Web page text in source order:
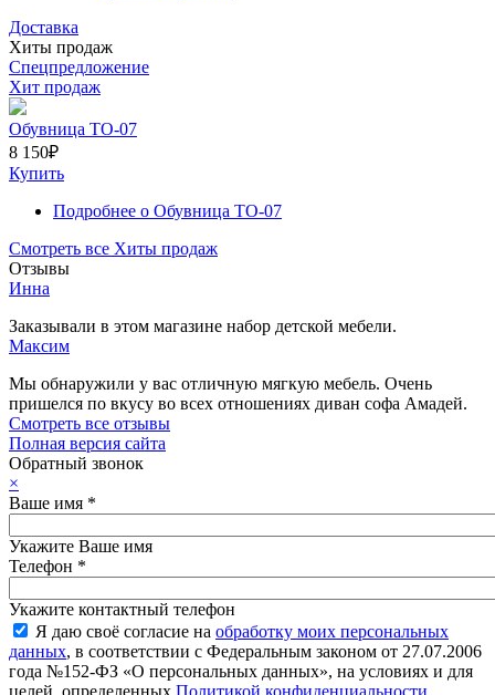
Доставка
Хиты продаж
Спецпредложение
Хит продаж
Обувница ТО-07
8 150₽
Купить
Подробнее о Обувница ТО-07
Смотреть все Хиты продаж
Отзывы
Инна
Заказывали в этом магазине набор детской мебели.
Максим
Мы обнаружили у вас отличную мягкую мебель. Очень
пришелся по вкусу во всех отношениях диван софа Амадей.
Смотреть все отзывы
Полная версия сайта
Обратный звонок
×
Ваше имя *
Укажите Ваше имя
Телефон *
Укажите контактный телефон
Я даю своё согласие на обработку моих персональных
данных, в соответствии с Федеральным законом от 27.07.2006
года №152-ФЗ «О персональных данных», на условиях и для
целей, определенных Политикой конфиденциальности